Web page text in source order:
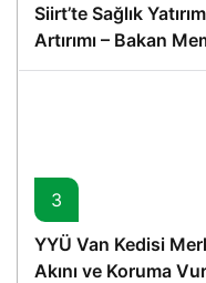
Siirt’te Sağlık
Artırımı – Bakan
3
YYÜ Van Kedisi
Akını ve Koruma